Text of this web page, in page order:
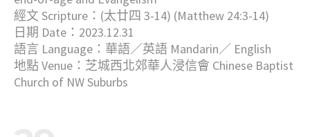
經文 Scripture：(太廿四 3-14) (Matthew 24:3-14)
日期 Date：2023.12.31
語言 Language：華語／英語 Mandarin／ English
地點 Venue：芝城西北郊華人浸信會 Chinese Baptist
Church of NW Suburbs